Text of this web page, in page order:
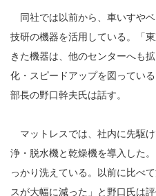
同社では以前から、車いすや
技研の機器を活用している。「
きた機器は、他のセンターへも
化・スピードアップを図ってい
部長の野口幹夫氏は話す。
マットレスでは、社内に先駆
浄・脱水機と乾燥機を導入した
っかり洗えている。以前に比べ
スが大幅に減った」と野口氏は